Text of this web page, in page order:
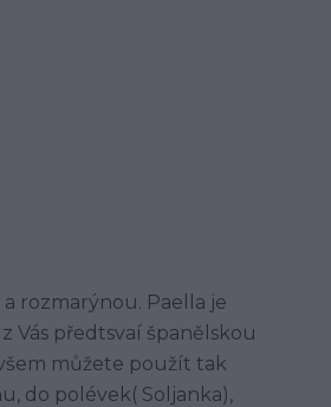
rozmarýnou. Paella je
Vás předtsvaí španělskou
můžete použít tak
do polévek( Soljanka),